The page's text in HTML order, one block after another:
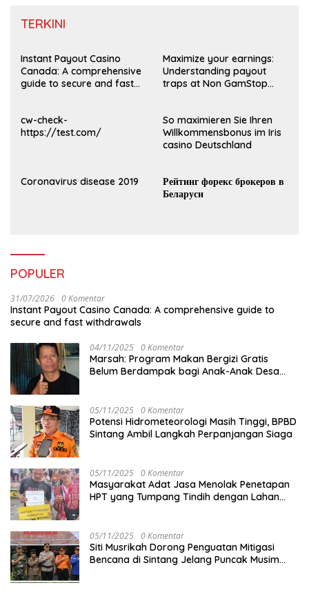
TERKINI
Instant Payout Casino
Canada: A comprehensive
guide to secure and fast
Maximize your earnings:
Understanding payout
traps at Non GamStop
cw-check-
https://test.com/
So maximieren Sie Ihren
Willkommensbonus im Iris
casino Deutschland
Coronavirus disease 2019
Рейтинг форекс брокеров в
Беларуси
POPULER
31/07/2026 0 Komentar
Instant Payout Casino Canada: A comprehensive guide to
secure and fast withdrawals
04/11/2025 0 Komentar
Marsah: Program Makan Bergizi Gratis
Belum Berdampak bagi Anak-Anak Desa
05/11/2025 0 Komentar
Potensi Hidrometeorologi Masih Tinggi, BPBD
Sintang Ambil Langkah Perpanjangan Siaga
05/11/2025 0 Komentar
Masyarakat Adat Jasa Menolak Penetapan
HPT yang Tumpang Tindih dengan Lahan
05/11/2025 0 Komentar
Siti Musrikah Dorong Penguatan Mitigasi
Bencana di Sintang Jelang Puncak Musim